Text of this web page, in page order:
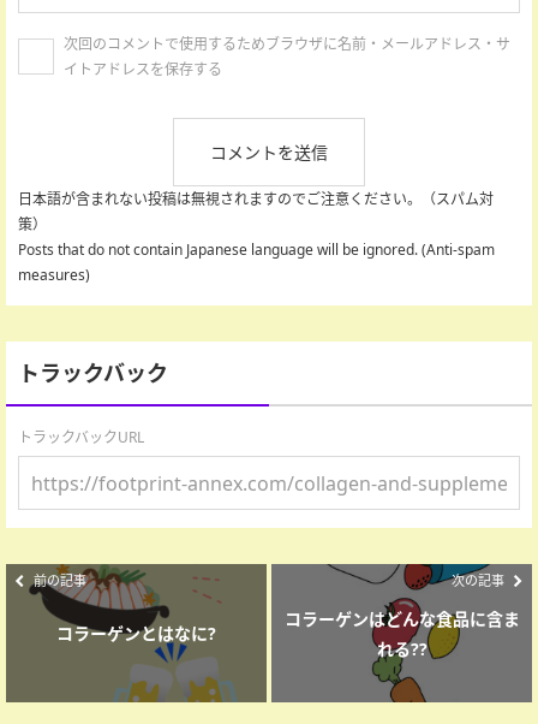
次回のコメントで使用するためブラウザに名前・メールアドレス・サ
イトアドレスを保存する
日本語が含まれない投稿は無視されますのでご注意ください。（スパム対
策）
Posts that do not contain Japanese language will be ignored. (Anti-spam
measures)
トラックバック
トラックバックURL
前の記事
コラーゲンとはなに?
次の記事
コラーゲンはどんな食品に含ま
れる??